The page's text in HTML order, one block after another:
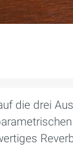
die drei